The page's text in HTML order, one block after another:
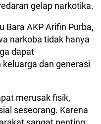
gelap narkotika.
Bara AKP Arifin Purba,
narkoba tidak hanya
dapat
dan generasi
merusak fisik,
seseorang. Karena